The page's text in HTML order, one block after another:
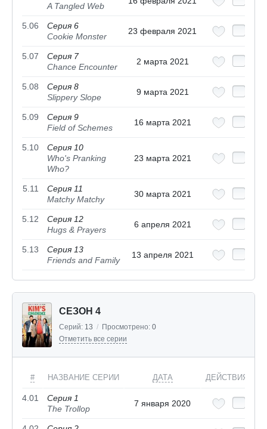
A Tangled Web
5.06
Серия 6
Cookie Monster
23 февраля 2021
5.07
Серия 7
Chance Encounter
2 марта 2021
5.08
Серия 8
Slippery Slope
9 марта 2021
5.09
Серия 9
Field of Schemes
16 марта 2021
5.10
Серия 10
Who's Pranking
Who?
23 марта 2021
5.11
Серия 11
Matchy Matchy
30 марта 2021
5.12
Серия 12
Hugs & Prayers
6 апреля 2021
5.13
Серия 13
Friends and Family
13 апреля 2021
СЕЗОН 4
Серий: 13 / Просмотрено: 0
Отметить все серии
# НАЗВАНИЕ СЕРИИ ДАТА ДЕЙСТВИЯ
4.01
Серия 1
The Trollop
7 января 2020